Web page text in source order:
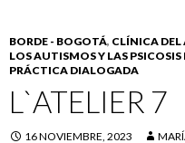
BORDE - BOGOTÁ, CLÍNICA
LOS AUTISMOS Y LAS
PRÁCTICA DIALOGADA
L`ATELIER 7
16 NOVIEMBRE, 2023